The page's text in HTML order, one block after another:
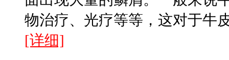
物治疗、光疗等等，这对于牛
[详细]